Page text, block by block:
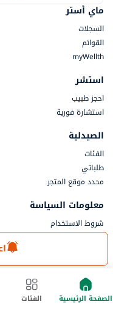
ماي أستر
السجلات
القوائم
myWellth
استشر
احجز طبيب
استشارة فورية
الصيدلية
الفئات
طلباتي
محدد موقع المتجر
معلومات السياسة
شروط الاستخدام
موافقة الخصوصية
جزء من
الصفحة الرئيسية الفئات